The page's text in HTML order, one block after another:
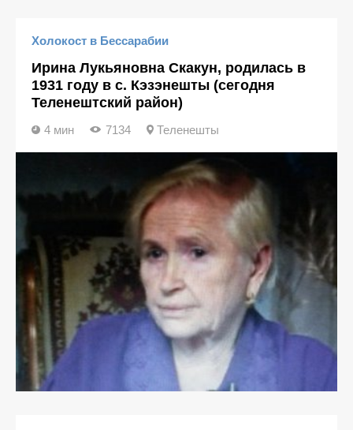
Холокост в Бессарабии
Ирина Лукьяновна Скакун, родилась в
1931 году в с. Кэзэнешты (сегодня
Теленештский район)
4 мин 7134 Теленешты